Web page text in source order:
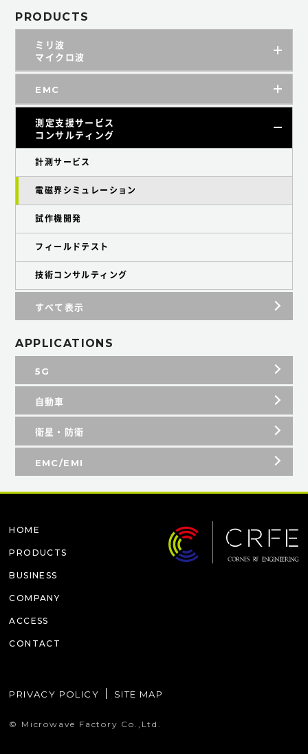
PRODUCTS
ミリ波
マイクロ波
EMC
測定支援サービス
コンサルティング
計測サービス
電磁界シミュレーション
試作機開発
フィールドテスト
技術コンサルティング
すべて表示
APPLICATIONS
5G
自動車
衛星・防衛
EMC/EMI
HOME
PRODUCTS
BUSINESS
COMPANY
ACCESS
CONTACT
PRIVACY POLICY SITE MAP
© Microwave Factory Co.,Ltd.